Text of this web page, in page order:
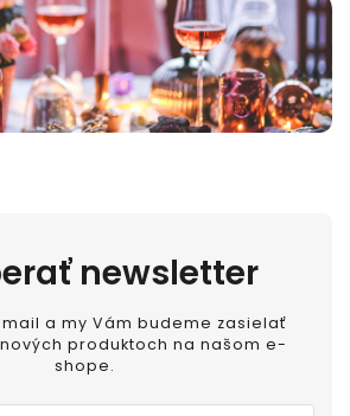
newsletter
a my Vám budeme zasielať
produktoch na našom e-
shope.